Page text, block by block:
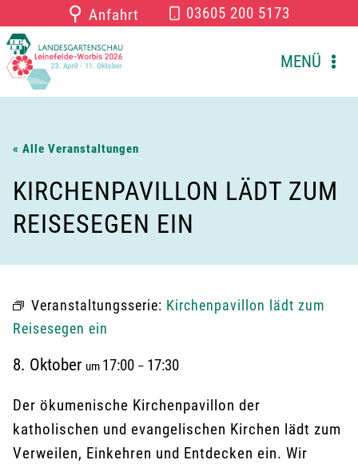
Inhalt
springen
⚲ Anfahrt 03605 200 5173
MENÜ
« Alle Veranstaltungen
KIRCHENPAVILLON LÄDT ZUM
REISESEGEN EIN
Veranstaltungsserie: Kirchenpavillon lädt zum
Reisesegen ein
8. Oktober um 17:00 – 17:30
Der ökumenische Kirchenpavillon der
katholischen und evangelischen Kirchen lädt zum
Verweilen, Einkehren und Entdecken ein. Wir